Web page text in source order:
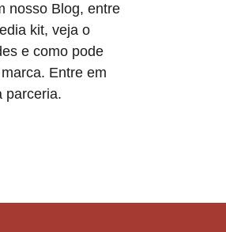
nosso Blog, entre
kit, veja o
e como pode
Entre em
parceria.